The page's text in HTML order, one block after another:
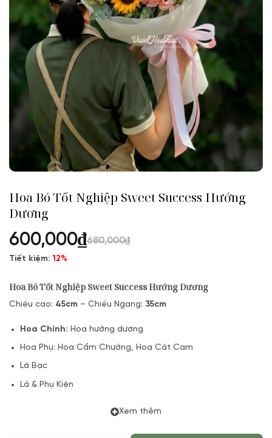
Hoa Bó Tốt Nghiệp Sweet Success Hướng
Dương
600,000₫680,000₫
Tiết kiệm:12%
Hoa Bó Tốt Nghiệp Sweet Success Hướng Dương
Chiều cao: 45cm – Chiều Ngang: 35cm
Hoa Chính: Hoa hướng dương
Hoa Phụ: Hoa Cẩm Chướng, Hoa Cát Cam
Lá Bạc
Lá & Phụ Kiện
(*) Đơn hàng cần đặt trước tối thiểu 04 tiếng để được phục vụ
Các thông tin thay đổi sẽ được cập nhật trước và xác nhận từ
Xem thêm